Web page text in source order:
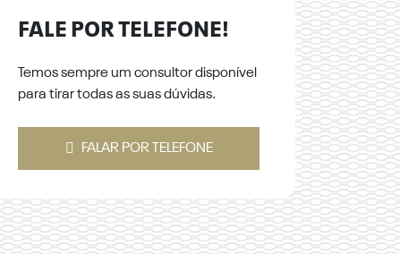
FALE POR TELEFONE!
Temos sempre um consultor disponível
para tirar todas as suas dúvidas.
FALAR POR TELEFONE